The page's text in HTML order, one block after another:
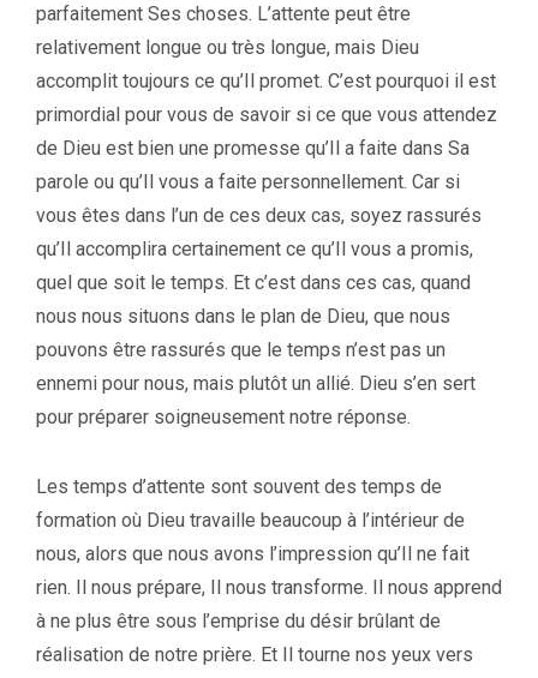
parfaitement Ses choses. L’attente peut être
relativement longue ou très longue, mais Dieu
accomplit toujours ce qu’Il promet. C’est pourquoi il est
primordial pour vous de savoir si ce que vous attendez
de Dieu est bien une promesse qu’Il a faite dans Sa
parole ou qu’Il vous a faite personnellement. Car si
vous êtes dans l’un de ces deux cas, soyez rassurés
qu’Il accomplira certainement ce qu’Il vous a promis,
quel que soit le temps. Et c’est dans ces cas, quand
nous nous situons dans le plan de Dieu, que nous
pouvons être rassurés que le temps n’est pas un
ennemi pour nous, mais plutôt un allié. Dieu s’en sert
pour préparer soigneusement notre réponse.
Les temps d’attente sont souvent des temps de
formation où Dieu travaille beaucoup à l’intérieur de
nous, alors que nous avons l’impression qu’Il ne fait
rien. Il nous prépare, Il nous transforme. Il nous apprend
à ne plus être sous l’emprise du désir brûlant de
réalisation de notre prière. Et Il tourne nos yeux vers